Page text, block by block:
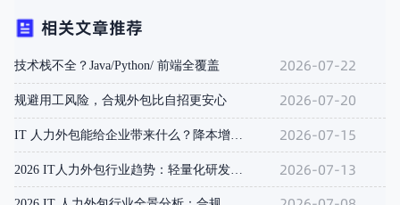
相关文章推荐
技术栈不全？Java/Python/ 前端全覆盖 2026-07-22
规避用工风险，合规外包比自招更安心 2026-07-20
2026-07-15
2026-07-13